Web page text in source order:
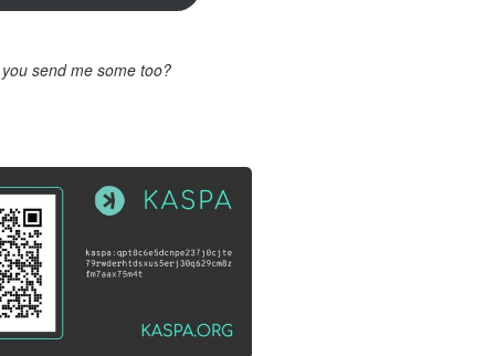
you send me some too?